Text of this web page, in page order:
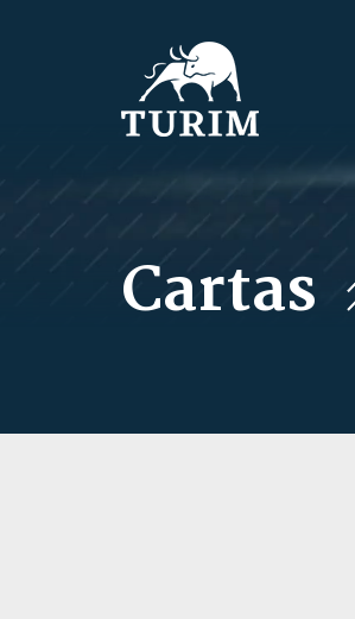
Cartas